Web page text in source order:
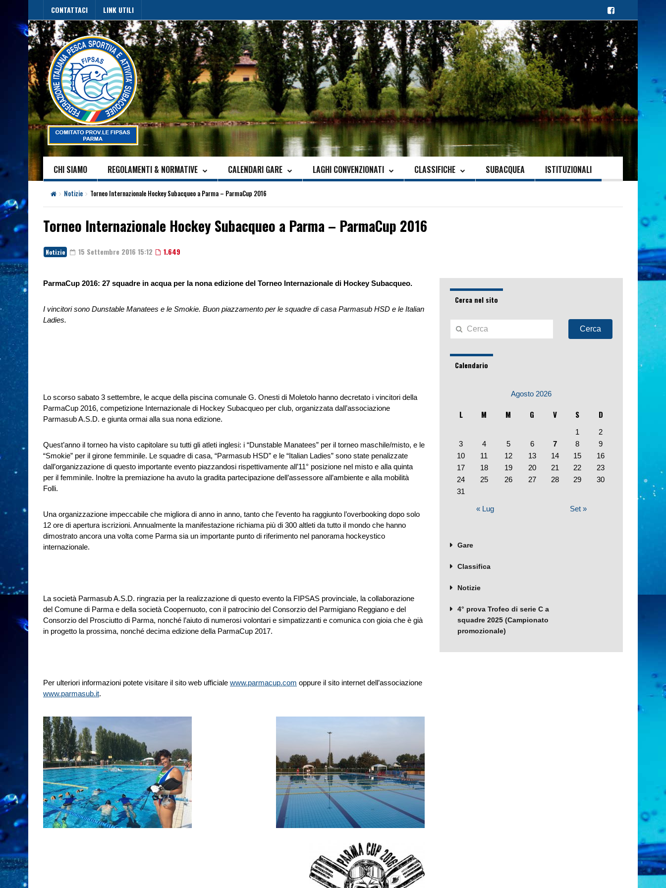
CONTATTACI LINK UTILI
CHI SIAMO REGOLAMENTI & NORMATIVE CALENDARI GARE LAGHI CONVENZIONATI CLASSIFICHE SUBACQUEA ISTITUZIONALI
Notizie Torneo Internazionale Hockey Subacqueo a Parma – ParmaCup 2016
Torneo Internazionale Hockey Subacqueo a Parma – ParmaCup 2016
Notizie 15 Settembre 2016 15:12 1.649
ParmaCup 2016: 27 squadre in acqua per la nona edizione del Torneo Internazionale di Hockey Subacqueo.
I vincitori sono Dunstable Manatees e le Smokie. Buon piazzamento per le squadre di casa Parmasub HSD e le Italian
Ladies.
Lo scorso sabato 3 settembre, le acque della piscina comunale G. Onesti di Moletolo hanno decretato i vincitori della
ParmaCup 2016, competizione Internazionale di Hockey Subacqueo per club, organizzata dall’associazione
Parmasub A.S.D. e giunta ormai alla sua nona edizione.
Quest’anno il torneo ha visto capitolare su tutti gli atleti inglesi: i “Dunstable Manatees” per il torneo maschile/misto, e le
“Smokie” per il girone femminile. Le squadre di casa, “Parmasub HSD” e le “Italian Ladies” sono state penalizzate
dall’organizzazione di questo importante evento piazzandosi rispettivamente all’11° posizione nel misto e alla quinta
per il femminile. Inoltre la premiazione ha avuto la gradita partecipazione dell’assessore all’ambiente e alla mobilità
Folli.
Una organizzazione impeccabile che migliora di anno in anno, tanto che l’evento ha raggiunto l’overbooking dopo solo
12 ore di apertura iscrizioni. Annualmente la manifestazione richiama più di 300 altleti da tutto il mondo che hanno
dimostrato ancora una volta come Parma sia un importante punto di riferimento nel panorama hockeystico
internazionale.
La società Parmasub A.S.D. ringrazia per la realizzazione di questo evento la FIPSAS provinciale, la collaborazione
del Comune di Parma e della società Coopernuoto, con il patrocinio del Consorzio del Parmigiano Reggiano e del
Consorzio del Prosciutto di Parma, nonché l’aiuto di numerosi volontari e simpatizzanti e comunica con gioia che è già
in progetto la prossima, nonché decima edizione della ParmaCup 2017.
Per ulteriori informazioni potete visitare il sito web ufficiale www.parmacup.com oppure il sito internet dell’associazione
www.parmasub.it.
Cerca nel sito
Cerca
Calendario
Agosto 2026
L M M G V S D
1
2
3
4 5 6 7 8
9
10
11 12 13 14 15
16
17
18 19 20 21 22
23
24
25 26 27 28 29
30
31
« Lug Set »
Gare
Classifica
Notizie
4° prova Trofeo di serie C a
squadre 2025 (Campionato
promozionale)